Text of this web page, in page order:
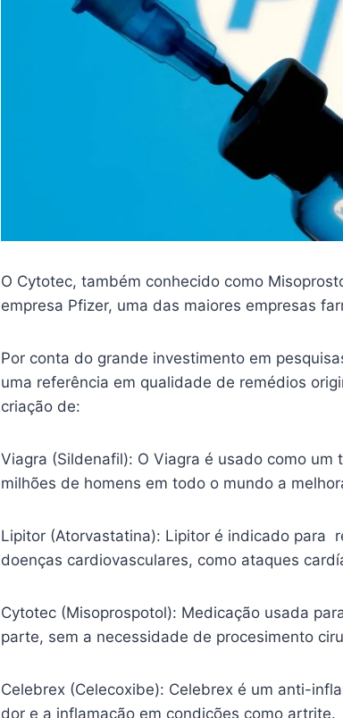
O Cytotec, também conhecido como
empresa Pfizer, uma das maiores empresas
Por conta do grande investimento em
uma referência em qualidade de remédios
criação de:
Viagra (Sildenafil): O Viagra é usado como
milhões de homens em todo o mundo a
Lipitor (Atorvastatina): Lipitor é indicado para
doenças cardiovasculares, como ataques
Cytotec (Misoprospotol): Medicação usada
parte, sem a necessidade de procesimento
Celebrex (Celecoxibe): Celebrex é um anti-
dor e a inflamação em condições como artrite.